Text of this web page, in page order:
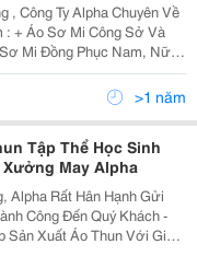
, Công Ty Alpha Chuyên Về
>1 năm
Tập Thể Học Sinh
May Alpha
Alpha Rất Hân Hạnh Gửi
Công Đến Quý Khách -
Sản Xuất Áo Thun Với Giá